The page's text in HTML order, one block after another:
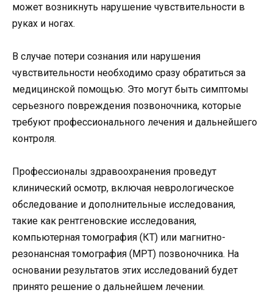
может возникнуть нарушение чувствительности в
руках и ногах.
В случае потери сознания или нарушения
чувствительности необходимо сразу обратиться за
медицинской помощью. Это могут быть симптомы
серьезного повреждения позвоночника, которые
требуют профессионального лечения и дальнейшего
контроля.
Профессионалы здравоохранения проведут
клинический осмотр, включая неврологическое
обследование и дополнительные исследования,
такие как рентгеновские исследования,
компьютерная томография (КТ) или магнитно-
резонансная томография (МРТ) позвоночника. На
основании результатов этих исследований будет
принято решение о дальнейшем лечении.